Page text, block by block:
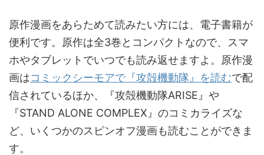
原作漫画をあらためて読みたい方には、電子書籍が
便利です。原作は全3巻とコンパクトなので、スマ
ホやタブレットでいつでも読み返せますよ。原作漫
画はコミックシーモアで『攻殻機動隊』を読むで配
信されているほか、『攻殻機動隊ARISE』や
『STAND ALONE COMPLEX』のコミカライズな
ど、いくつかのスピンオフ漫画も読むことができま
す。